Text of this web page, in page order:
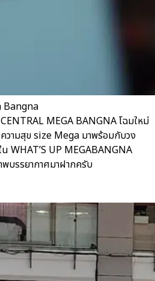
Bangna
MEGA BANGNA โฉมใหม่
ามสุข size Mega มาพร้อมกับวง
WHAT’S UP MEGABANGNA
พบรรยากาศมาฝากครับ